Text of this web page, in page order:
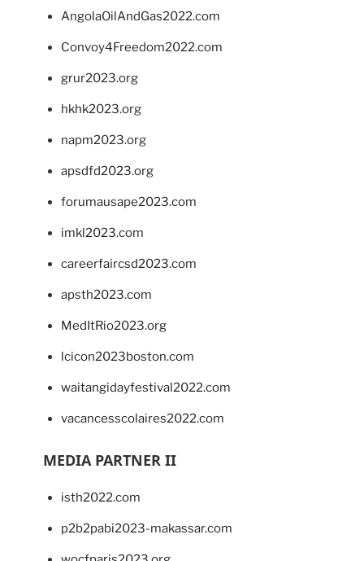
AngolaOilAndGas2022.com
Convoy4Freedom2022.com
grur2023.org
hkhk2023.org
napm2023.org
apsdfd2023.org
forumausape2023.com
imkl2023.com
careerfaircsd2023.com
apsth2023.com
MedItRio2023.org
lcicon2023boston.com
waitangidayfestival2022.com
vacancesscolaires2022.com
MEDIA PARTNER II
isth2022.com
p2b2pabi2023-makassar.com